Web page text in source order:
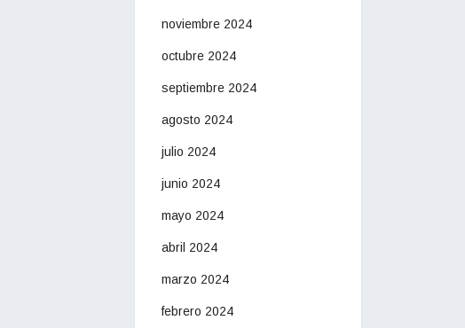
noviembre 2024
octubre 2024
septiembre 2024
agosto 2024
julio 2024
junio 2024
mayo 2024
abril 2024
marzo 2024
febrero 2024